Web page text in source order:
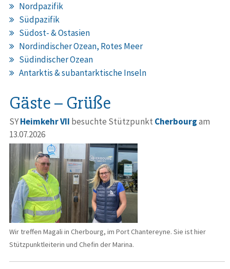
Nordpazifik
Südpazifik
Südost- & Ostasien
Nordindischer Ozean, Rotes Meer
Südindischer Ozean
Antarktis & subantarktische Inseln
Gäste – Grüße
SYHeimkehr VII besuchte Stützpunkt Cherbourgam
13.07.2026
Wir treffen Magali in Cherbourg, im Port Chantereyne. Sie ist hier
Stützpunktleiterin und Chefin der Marina.